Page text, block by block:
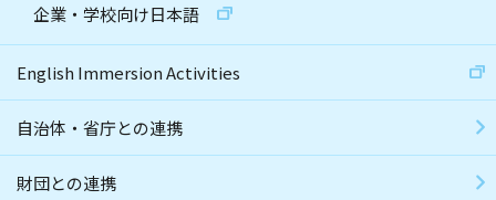
企業・学校向け日本語
English Immersion Activities
自治体・省庁との連携
財団との連携